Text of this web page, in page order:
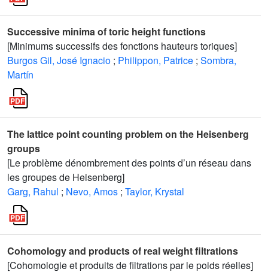
Successive minima of toric height functions
[Minimums successifs des fonctions hauteurs toriques]
Burgos Gil, José Ignacio ; Philippon, Patrice ; Sombra,
Martín
The lattice point counting problem on the Heisenberg
groups
[Le problème dénombrement des points d’un réseau dans
les groupes de Heisenberg]
Garg, Rahul ; Nevo, Amos ; Taylor, Krystal
Cohomology and products of real weight filtrations
[Cohomologie et produits de filtrations par le poids réelles]